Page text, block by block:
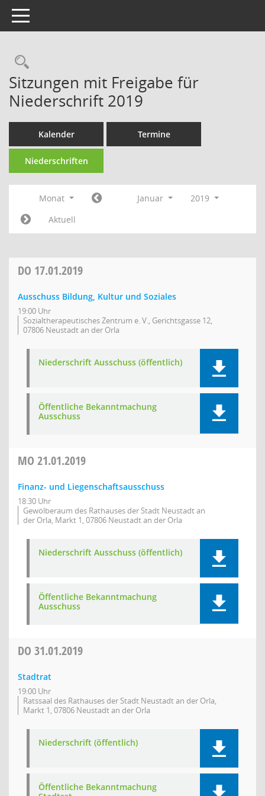
Toggle navigation
Rechercheauswahl
Sitzungen mit Freigabe für
Niederschrift 2019
Kalender Termine
Niederschriften
Monat Januar
2019
Aktuell
DO 17.01.2019
Ausschuss Bildung, Kultur und Soziales
19:00 Uhr
Sozialtherapeutisches Zentrum e. V., Gerichtsgasse 12,
07806 Neustadt an der Orla
Niederschrift Ausschuss (öffentlich)
Öffentliche Bekanntmachung
Ausschuss
MO 21.01.2019
Finanz- und Liegenschaftsausschuss
18:30 Uhr
Gewölberaum des Rathauses der Stadt Neustadt an
der Orla, Markt 1, 07806 Neustadt an der Orla
Niederschrift Ausschuss (öffentlich)
Öffentliche Bekanntmachung
Ausschuss
DO 31.01.2019
Stadtrat
19:00 Uhr
Ratssaal des Rathauses der Stadt Neustadt an der Orla,
Markt 1, 07806 Neustadt an der Orla
Niederschrift (öffentlich)
Öffentliche Bekanntmachung